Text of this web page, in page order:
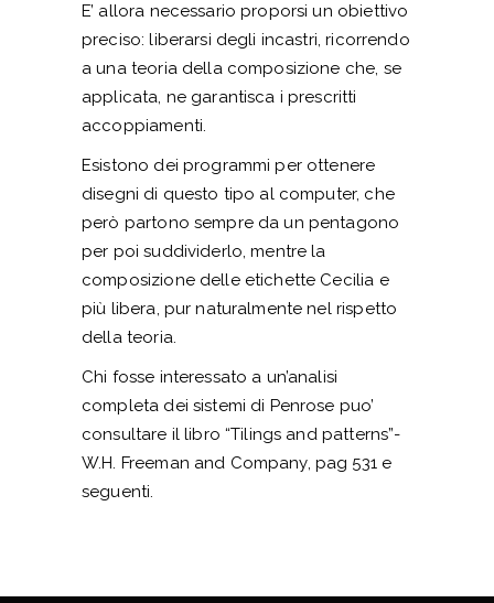
E’ allora necessario proporsi un obiettivo
preciso: liberarsi degli incastri, ricorrendo
a una teoria della composizione che, se
applicata, ne garantisca i prescritti
accoppiamenti.
Esistono dei programmi per ottenere
disegni di questo tipo al computer, che
però partono sempre da un pentagono
per poi suddividerlo, mentre la
composizione delle etichette Cecilia e
più libera, pur naturalmente nel rispetto
della teoria.
Chi fosse interessato a un’analisi
completa dei sistemi di Penrose puo’
consultare il libro “Tilings and patterns”-
W.H. Freeman and Company, pag 531 e
seguenti.